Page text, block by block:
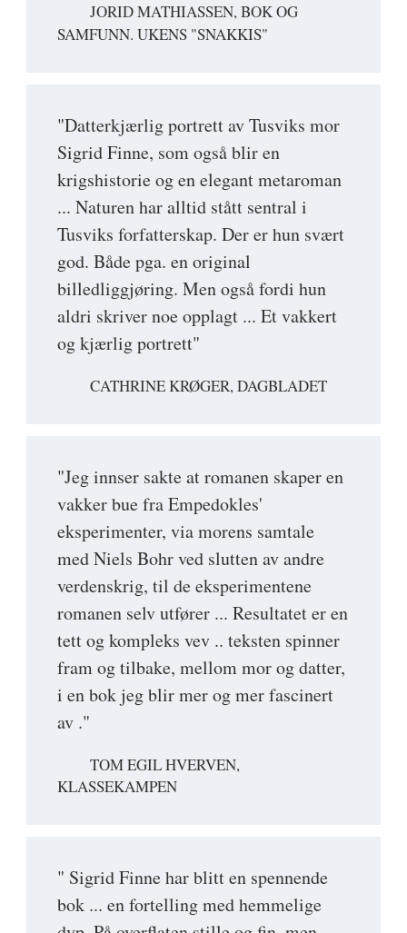
JORID MATHIASSEN, BOK OG
SAMFUNN. UKENS "SNAKKIS"
"Datterkjærlig portrett av Tusviks mor
Sigrid Finne, som også blir en
krigshistorie og en elegant metaroman
... Naturen har alltid stått sentral i
Tusviks forfatterskap. Der er hun svært
god. Både pga. en original
billedliggjøring. Men også fordi hun
aldri skriver noe opplagt ... Et vakkert
og kjærlig portrett"
CATHRINE KRØGER, DAGBLADET
"Jeg innser sakte at romanen skaper en
vakker bue fra Empedokles'
eksperimenter, via morens samtale
med Niels Bohr ved slutten av andre
verdenskrig, til de eksperimentene
romanen selv utfører ... Resultatet er en
tett og kompleks vev .. teksten spinner
fram og tilbake, mellom mor og datter,
i en bok jeg blir mer og mer fascinert
av ."
TOM EGIL HVERVEN,
KLASSEKAMPEN
" Sigrid Finne har blitt en spennende
bok ... en fortelling med hemmelige